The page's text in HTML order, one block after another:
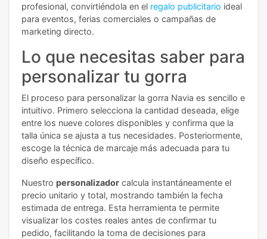
profesional, convirtiéndola en el regalo publicitario ideal
para eventos, ferias comerciales o campañas de
marketing directo.
Lo que necesitas saber para
personalizar tu gorra
El proceso para personalizar la gorra Navia es sencillo e
intuitivo. Primero selecciona la cantidad deseada, elige
entre los nueve colores disponibles y confirma que la
talla única se ajusta a tus necesidades. Posteriormente,
escoge la técnica de marcaje más adecuada para tu
diseño específico.
Nuestro personalizador calcula instantáneamente el
precio unitario y total, mostrando también la fecha
estimada de entrega. Esta herramienta te permite
visualizar los costes reales antes de confirmar tu
pedido, facilitando la toma de decisiones para